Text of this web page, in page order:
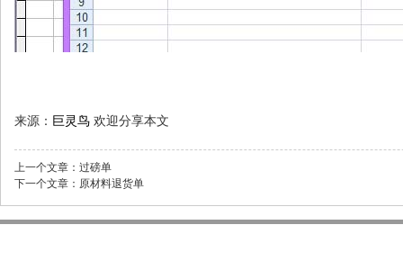
来源： 巨灵鸟 欢迎分享本文
上一个文章： 过磅单
下一个文章： 原材料退货单